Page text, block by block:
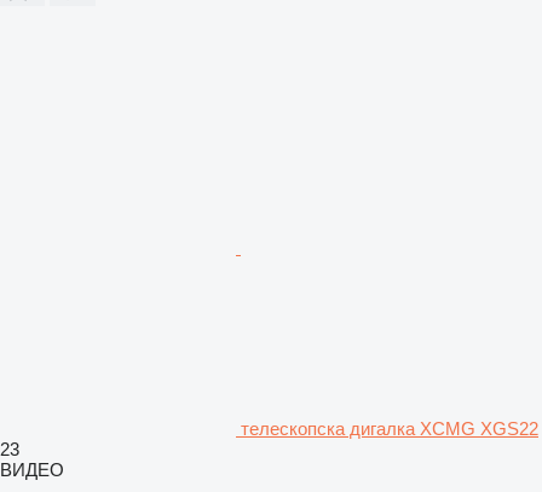
телескопска дигалка XCMG XGS22
23
ВИДЕО